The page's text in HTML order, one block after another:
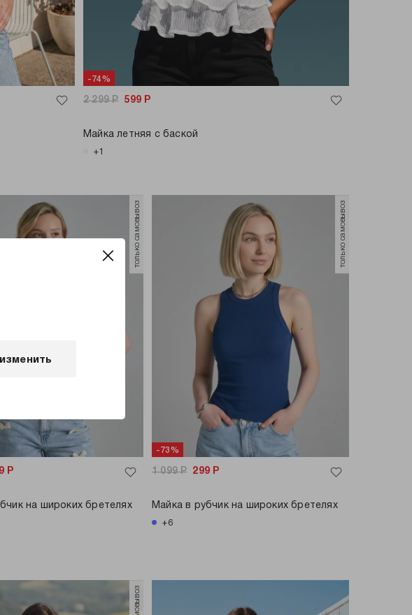
-74%
2 299Р 599Р
Майка летняя с баской
+1
только самовывоз
Р
на широких бретелях
-73%
только самовывоз
1 099Р 299 Р
Майка в рубчик на широких бретелях
+6